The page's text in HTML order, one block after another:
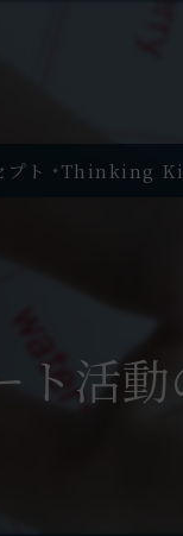
プト Thinking
ト活